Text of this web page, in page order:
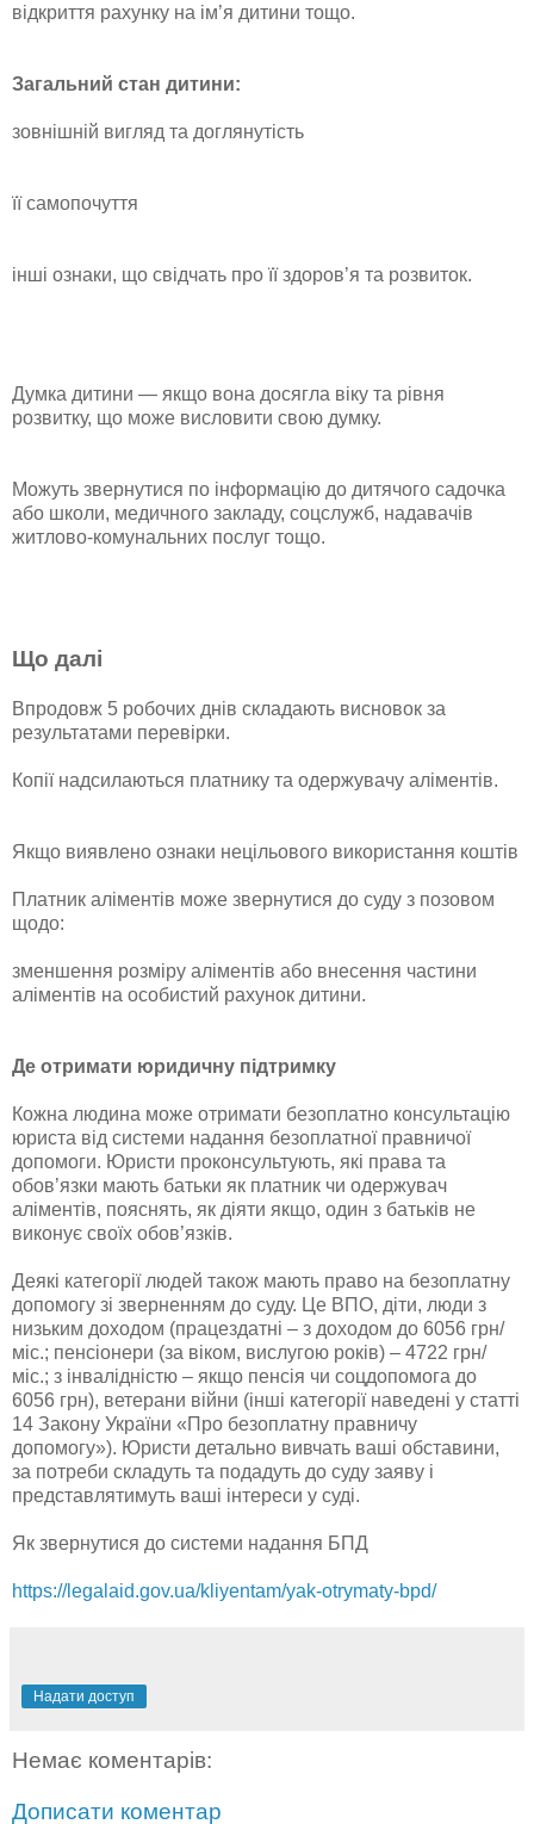
відкриття рахунку на ім’я дитини тощо.
Загальний стан дитини:
зовнішній вигляд та доглянутість
її самопочуття
інші ознаки, що свідчать про її здоров’я та розвиток.
Думка дитини — якщо вона досягла віку та рівня
розвитку, що може висловити свою думку.
Можуть звернутися по інформацію до дитячого садочка
або школи, медичного закладу, соцслужб, надавачів
житлово-комунальних послуг тощо.
Що далі
Впродовж 5 робочих днів складають висновок за
результатами перевірки.
Копії надсилаються платнику та одержувачу аліментів.
Якщо виявлено ознаки нецільового використання коштів
Платник аліментів може звернутися до суду з позовом
щодо:
зменшення розміру аліментів або внесення частини
аліментів на особистий рахунок дитини.
Де отримати юридичну підтримку
Кожна людина може отримати безоплатно консультацію
юриста від системи надання безоплатної правничої
допомоги. Юристи проконсультують, які права та
обов’язки мають батьки як платник чи одержувач
аліментів, пояснять, як діяти якщо, один з батьків не
виконує своїх обов’язків.
Деякі категорії людей також мають право на безоплатну
допомогу зі зверненням до суду. Це ВПО, діти, люди з
низьким доходом (працездатні – з доходом до 6056 грн/
міс.; пенсіонери (за віком, вислугою років) – 4722 грн/
міс.; з інвалідністю – якщо пенсія чи соцдопомога до
6056 грн), ветерани війни (інші категорії наведені у статті
14 Закону України «Про безоплатну правничу
допомогу»). Юристи детально вивчать ваші обставини,
за потреби складуть та подадуть до суду заяву і
представлятимуть ваші інтереси у суді.
Як звернутися до системи надання БПД
https://legalaid.gov.ua/kliyentam/yak-otrymaty-bpd/
Надати доступ
Немає коментарів:
Дописати коментар